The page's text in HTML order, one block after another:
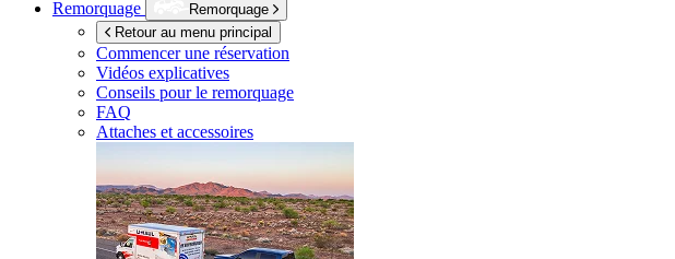
Remorquage
Remorquage
Retour au menu principal
Commencer une réservation
Vidéos explicatives
Conseils pour le remorquage
FAQ
Attaches et accessoires